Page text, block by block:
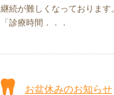
継続が難しくなっております
「診療時間．．．
お盆休みのお知らせ